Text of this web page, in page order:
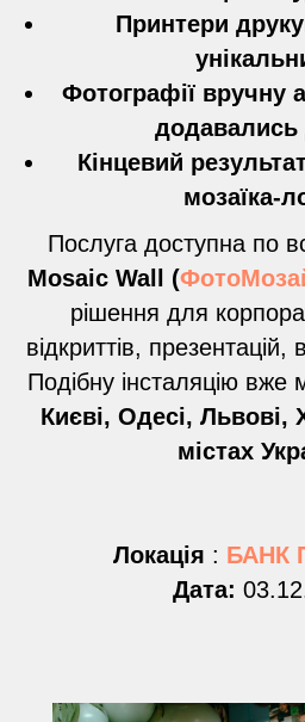
Принтери
Фотографії вручну
додавались
Кінцевий
мозаїка-
Послуга доступна по
Mosaic Wall (
рішення для
відкриттів, презентацій,
Подібну інсталяцію вже
Києві, Одесі, Львові,
містах
Локацiя : БАНК
Дата: